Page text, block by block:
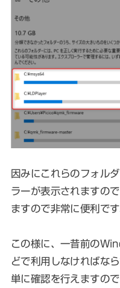
因みにこれらのフォル
ラーが表示されますの
ますので非常に便利です
この様に、一昔前の
どで利用しなければな
単に確認を行えますの